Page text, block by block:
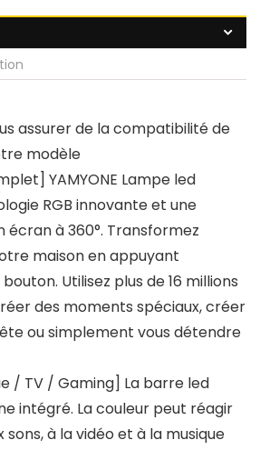
assurer de la compatibilité de
modèle
YAMYONE Lampe led
RGB innovante et une
écran à 360°. Transformez
maison en appuyant
Utilisez plus de 16 millions
des moments spéciaux, créer
ou simplement vous détendre
/ TV / Gaming] La barre led
intégré. La couleur peut réagir
sons, à la vidéo et à la musique